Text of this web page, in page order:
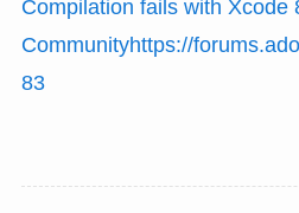
Compilation fails with Xcode
Communityhttps://
83